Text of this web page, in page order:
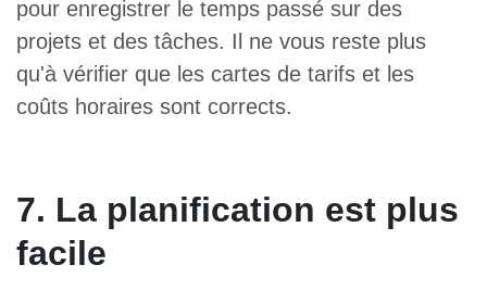
pour enregistrer le temps passé sur des
projets et des tâches. Il ne vous reste plus
qu'à vérifier que les cartes de tarifs et les
coûts horaires sont corrects.
7. La planification est plus
facile